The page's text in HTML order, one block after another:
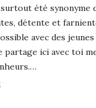
été synonyme
détente et
avec des jeunes
partage ici avec toi